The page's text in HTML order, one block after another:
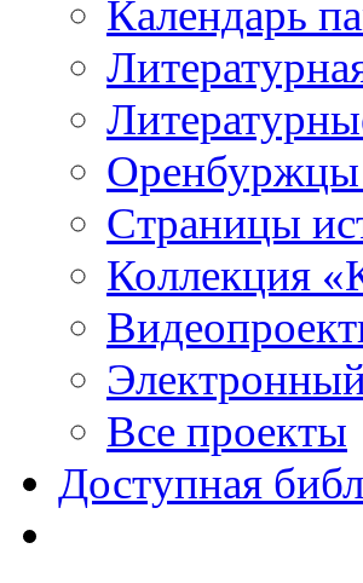
Календарь
Оренбуржцы
Страницы
Коллекция
Все проекты
Доступная